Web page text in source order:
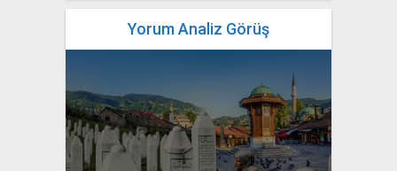
Yorum Analiz Görüş